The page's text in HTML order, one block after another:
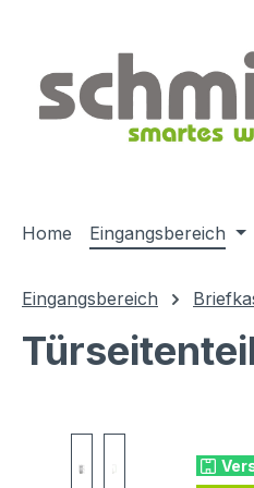
Home Eingangsbereich
Eingangsbereich